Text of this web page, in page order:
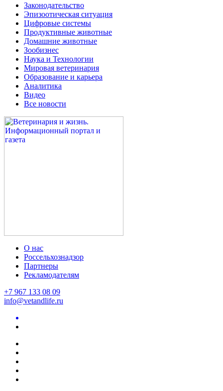
Законодательство
Эпизоотическая ситуация
Цифровые системы
Продуктивные животные
Домашние животные
Зообизнес
Наука и Технологии
Мировая ветеринария
Образование и карьера
Аналитика
Видео
Все новости
О нас
Россельхознадзор
Партнеры
Рекламодателям
+7 967 133 08 09
info@vetandlife.ru